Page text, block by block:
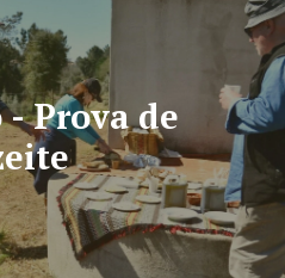
Prova de